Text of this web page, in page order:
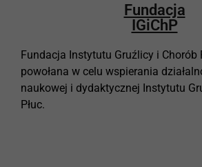
Fundacja
IGiChP
Fundacja Instytutu Gruźlicy i Chorób
powołana w celu wspierania
naukowej i dydaktycznej Instytutu
Płuc.